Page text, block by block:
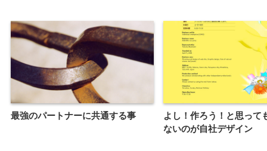
最強のパートナーに共通する事
よし！作ろう！と思って
ないのが自社デザイン